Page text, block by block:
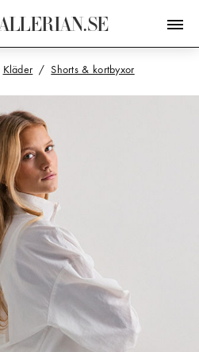
LLERIAN.SE
Kläder Shorts & kortbyxor